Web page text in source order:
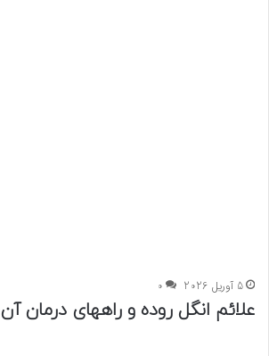
5 آوریل 2026 0
علائم انگل روده و راههای درمان آن